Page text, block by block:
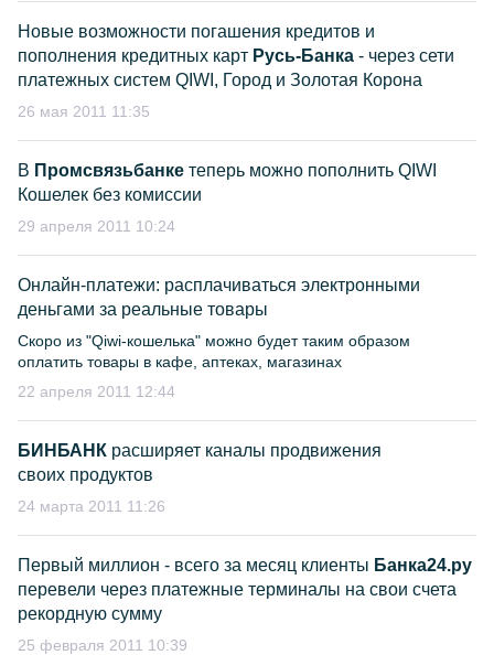
Новые возможности погашения кредитов и
пополнения кредитных карт Русь-Банка - через сети
платежных систем QIWI, Город и Золотая Корона
26 мая 2011 11:35
В Промсвязьбанке теперь можно пополнить QIWI
Кошелек без комиссии
29 апреля 2011 10:24
Онлайн-платежи: расплачиваться электронными
деньгами за реальные товары
Скоро из "Qiwi-кошелька" можно будет таким образом
оплатить товары в кафе, аптеках, магазинах
22 апреля 2011 12:44
БИНБАНК расширяет каналы продвижения
своих продуктов
24 марта 2011 11:26
Первый миллион - всего за месяц клиенты Банка24.ру
перевели через платежные терминалы на свои счета
рекордную сумму
25 февраля 2011 10:39